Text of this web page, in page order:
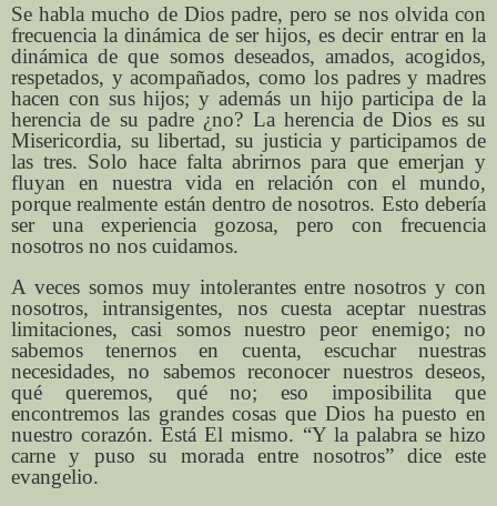
Se habla mucho de Dios padre, pero se nos olvida con
frecuencia la dinámica de ser hijos, es decir entrar en la
dinámica de que somos deseados, amados, acogidos,
respetados, y acompañados, como los padres y madres
hacen con sus hijos; y además un hijo participa de la
herencia de su padre ¿no? La herencia de Dios es su
Misericordia, su libertad, su justicia y participamos de
las tres. Solo hace falta abrirnos para que emerjan y
fluyan en nuestra vida en relación con el mundo,
porque realmente están dentro de nosotros. Esto debería
ser una experiencia gozosa, pero con frecuencia
nosotros no nos cuidamos.
A veces somos muy intolerantes entre nosotros y con
nosotros, intransigentes, nos cuesta aceptar nuestras
limitaciones, casi somos nuestro peor enemigo; no
sabemos tenernos en cuenta, escuchar nuestras
necesidades, no sabemos reconocer nuestros deseos,
qué queremos, qué no; eso imposibilita que
encontremos las grandes cosas que Dios ha puesto en
nuestro corazón. Está El mismo. “Y la palabra se hizo
carne y puso su morada entre nosotros” dice este
evangelio.